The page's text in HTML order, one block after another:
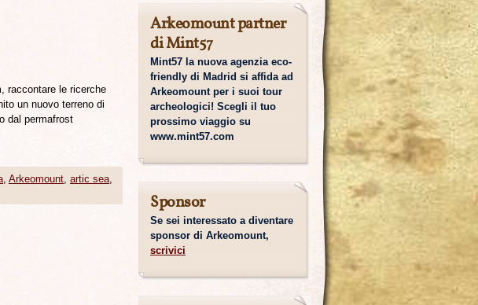
raccontare le ricerche
un nuovo terreno di
dal permafrost
, Arkeomount, artic sea,
Arkeomount partner
di Mint57
Mint57 la nuova agenzia eco-
friendly di Madrid si affida ad
Arkeomount per i suoi tour
archeologici! Scegli il tuo
prossimo viaggio su
www.mint57.com
Sponsor
Se sei interessato a diventare
sponsor di Arkeomount,
scrivici